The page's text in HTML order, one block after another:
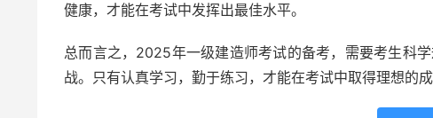
健康，才能在考试中发挥出最佳水平。
总而言之，2025年一级建造师考试的备考，需要考生科
战。只有认真学习，勤于练习，才能在考试中取得理想的